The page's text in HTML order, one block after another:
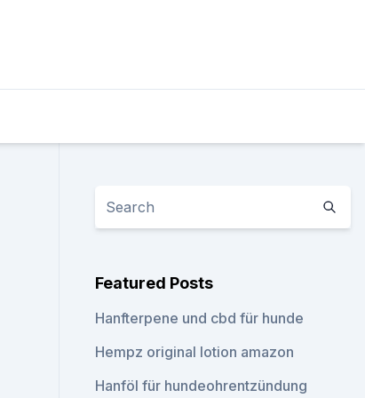
Featured Posts
Hanfterpene und cbd für hunde
Hempz original lotion amazon
Hanföl für hundeohrentzündung